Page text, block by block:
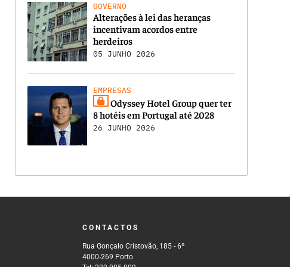
GOVERNO
Alterações à lei das heranças
incentivam acordos entre
herdeiros
05 JUNHO 2026
EMPRESAS
Odyssey Hotel Group quer ter
8 hotéis em Portugal até 2028
26 JUNHO 2026
CONTACTOS
Rua Gonçalo Cristovão, 185 - 6º
4000-269 Porto